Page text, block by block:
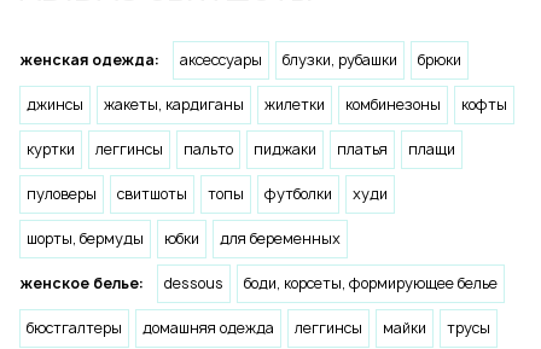
женская одежда: аксессуары блузки, рубашки брюки
джинсы жакеты, кардиганы жилетки комбинезоны кофты
куртки леггинсы пальто пиджаки платья плащи
пуловеры свитшоты топы футболки худи
шорты, бермуды юбки для беременных
женское белье: dessous боди, корсеты, формирующее белье
бюстгалтеры домашняя одежда леггинсы майки трусы